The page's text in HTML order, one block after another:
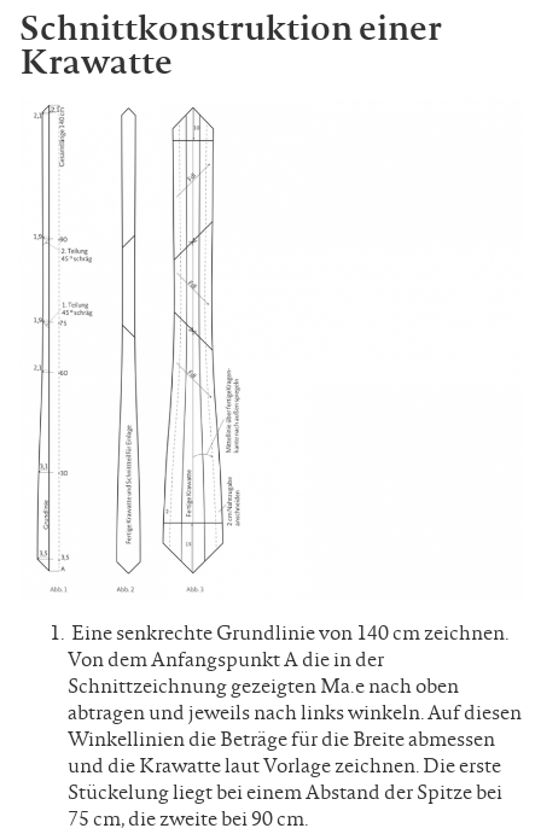
Schnittkonstruktion einer
Krawatte
Eine senkrechte Grundlinie von 140 cm zeichnen.
Von dem Anfangspunkt A die in der
Schnittzeichnung gezeigten Ma.e nach oben
abtragen und jeweils nach links winkeln. Auf diesen
Winkellinien die Beträge für die Breite abmessen
und die Krawatte laut Vorlage zeichnen. Die erste
Stückelung liegt bei einem Abstand der Spitze bei
75 cm, die zweite bei 90 cm.